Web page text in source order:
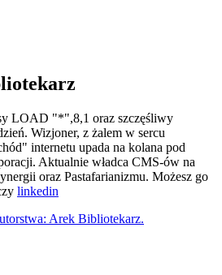
LOAD "*",8,1 oraz szczęśliwy
Wizjoner, z żalem w sercu
internetu upada na kolana pod
Aktualnie władca CMS-ów na
oraz Pastafarianizmu. Możesz go
linkedin
Arek Bibliotekarz.